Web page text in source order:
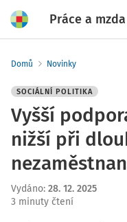
Práce a mzda
Domů Novinky
SOCIÁLNÍ POLITIKA
Vyšší
nižší při
Vydáno: 28. 12. 2025
3 minuty čtení